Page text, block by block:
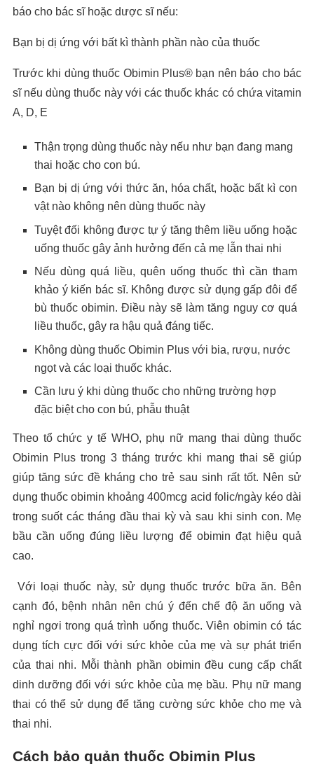
báo cho bác sĩ hoặc dược sĩ nếu:
Bạn bị dị ứng với bất kì thành phần nào của thuốc
Trước khi dùng thuốc Obimin Plus® bạn nên báo cho bác
sĩ nếu dùng thuốc này với các thuốc khác có chứa vitamin
A, D, E
Thận trọng dùng thuốc này nếu như bạn đang mang
thai hoặc cho con bú.
Bạn bị dị ứng với thức ăn, hóa chất, hoặc bất kì con
vật nào không nên dùng thuốc này
Tuyệt đối không được tự ý tăng thêm liều uống hoặc
uống thuốc gây ảnh hưởng đến cả mẹ lẫn thai nhi
Nếu dùng quá liều, quên uống thuốc thì cần tham
khảo ý kiến bác sĩ. Không được sử dụng gấp đôi để
bù thuốc obimin. Điều này sẽ làm tăng nguy cơ quá
liều thuốc, gây ra hậu quả đáng tiếc.
Không dùng thuốc Obimin Plus với bia, rượu, nước
ngọt và các loại thuốc khác.
Cần lưu ý khi dùng thuốc cho những trường hợp
đặc biệt cho con bú, phẫu thuật
Theo tổ chức y tế WHO, phụ nữ mang thai dùng thuốc
Obimin Plus trong 3 tháng trước khi mang thai sẽ giúp
giúp tăng sức đề kháng cho trẻ sau sinh rất tốt. Nên sử
dụng thuốc obimin khoảng 400mcg acid folic/ngày kéo dài
trong suốt các tháng đầu thai kỳ và sau khi sinh con. Mẹ
bầu cần uống đúng liều lượng để obimin đạt hiệu quả
cao.
Với loại thuốc này, sử dụng thuốc trước bữa ăn. Bên
cạnh đó, bệnh nhân nên chú ý đến chế độ ăn uống và
nghỉ ngơi trong quá trình uống thuốc. Viên obimin có tác
dụng tích cực đối với sức khỏe của mẹ và sự phát triển
của thai nhi. Mỗi thành phần obimin đều cung cấp chất
dinh dưỡng đối với sức khỏe của mẹ bầu. Phụ nữ mang
thai có thể sử dụng để tăng cường sức khỏe cho mẹ và
thai nhi.
Cách bảo quản thuốc Obimin Plus